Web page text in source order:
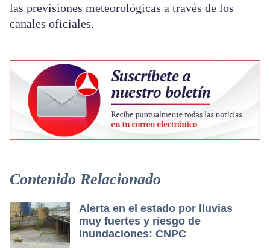
las previsiones meteorológicas a través de los
canales oficiales.
Contenido Relacionado
Alerta en el estado por lluvias
muy fuertes y riesgo de
inundaciones: CNPC